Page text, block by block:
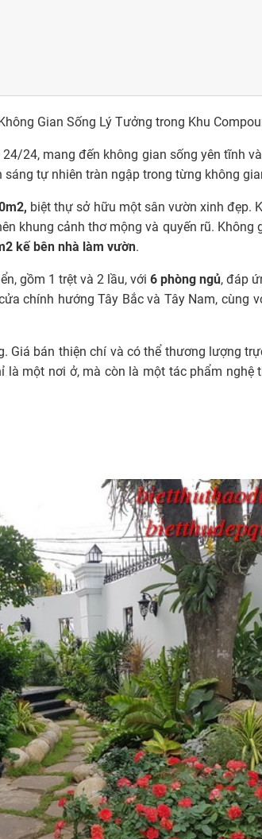
Gian Sống Lý Tưởng trong Khu
24, mang đến không gian sống yên tĩnh
tự nhiên tràn ngập trong từng không
biệt thự sở hữu một sân vườn xinh đẹp.
khung cảnh thơ mộng và quyến rũ.
kế bên nhà làm vườn.
gồm 1 trệt và 2 lầu, với 6 phòng ngủ, đáp
chính hướng Tây Bắc và Tây Nam, cùng
bán thiện chí và có thể thương lượng
một nơi ở, mà còn là một tác phẩm